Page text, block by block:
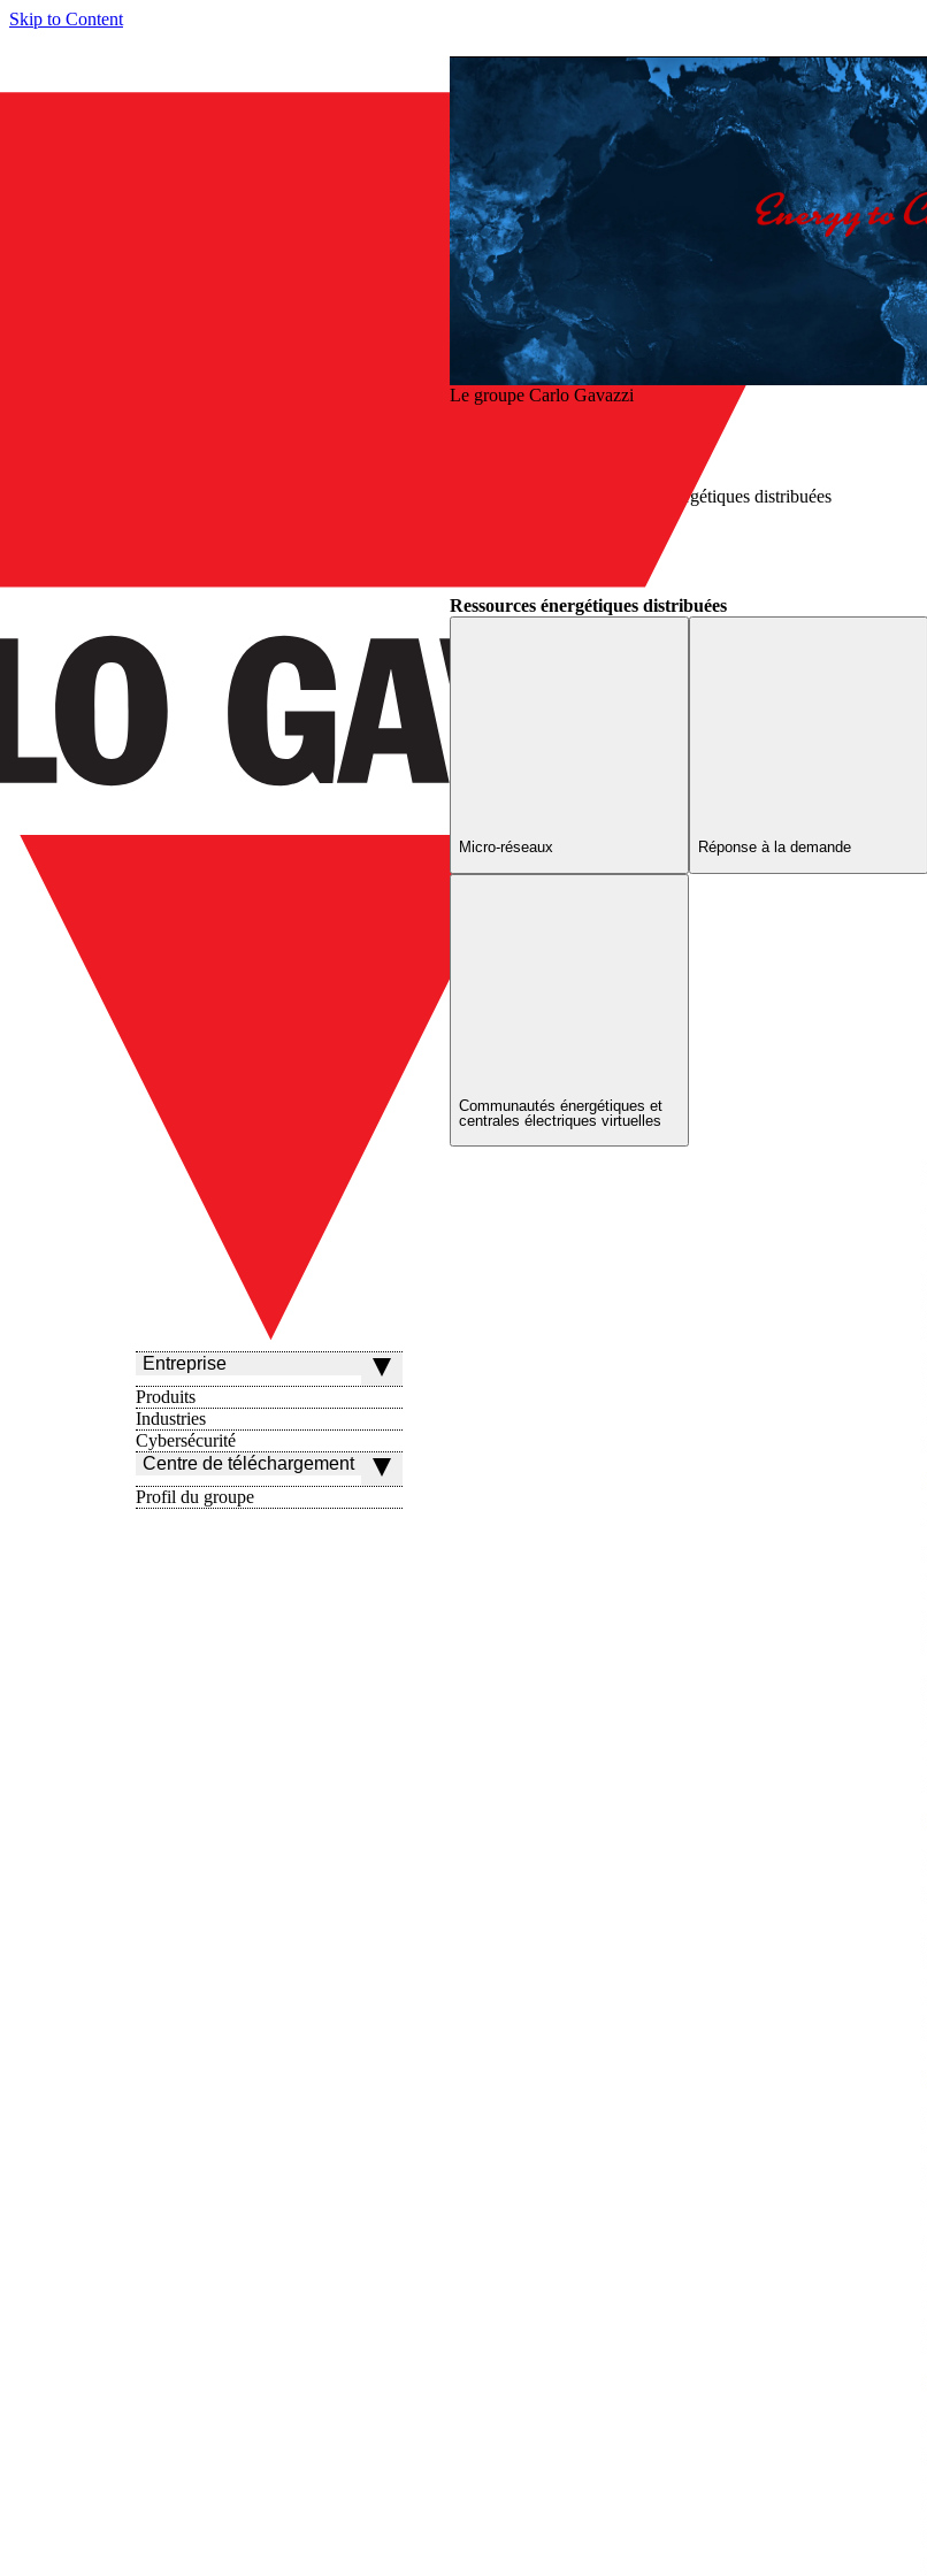
Skip to Content
Entreprise
Produits
Industries
Cybersécurité
Centre de téléchargement
Profil du groupe
Le groupe Carlo Gavazzi
Ressources énergétiques distribuées
Ressources énergétiques distribuées
Micro-réseaux Réponse à la demande
Communautés énergétiques et
centrales électriques virtuelles